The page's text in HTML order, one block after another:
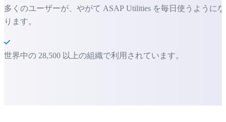
多くのユーザーが、やがて ASAP Utilities を毎日使うようにな
ります。
世界中の 28,500 以上の組織で利用されています。